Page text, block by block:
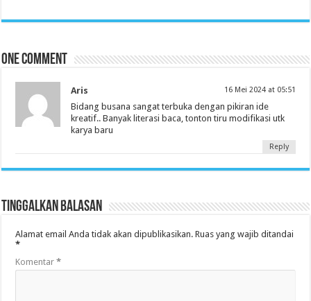
One comment
Aris 16 Mei 2024 at 05:51
Bidang busana sangat terbuka dengan pikiran ide
kreatif.. Banyak literasi baca, tonton tiru modifikasi utk
karya baru
Reply
Tinggalkan Balasan
Alamat email Anda tidak akan dipublikasikan. Ruas yang wajib ditandai
*
Komentar*